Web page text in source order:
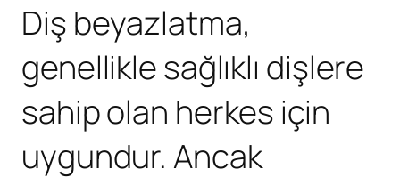
Diş beyazlatma,
genellikle sağlıklı dişlere
sahip olan herkes için
uygundur. Ancak